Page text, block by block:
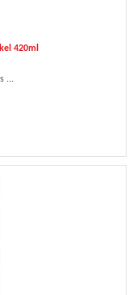
420ml
...